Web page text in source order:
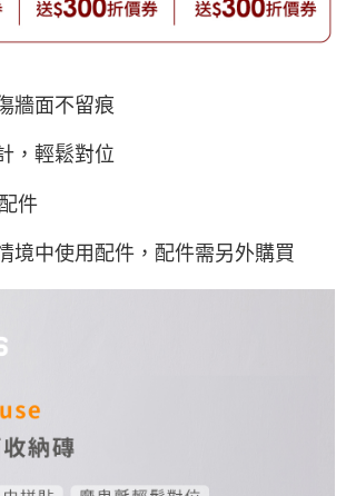
牆面不留痕
，輕鬆對位
件
境中使用配件，配件需另外購買